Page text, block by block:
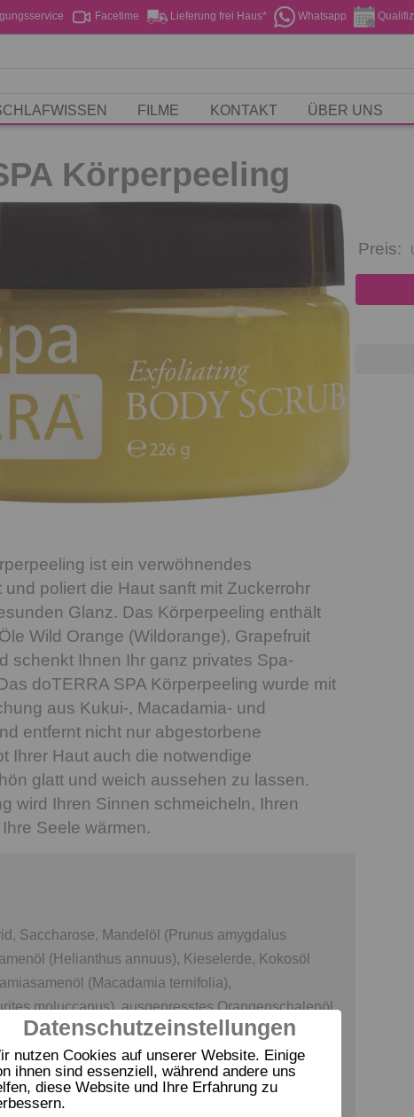
Datenschutzeinstellungen
nutzen Cookies auf unserer Website. Einige
ihnen sind essenziell, während andere uns
diese Website und Ihre Erfahrung zu
Whatsapp
Lieferung frei Haus*
Facetime
FILME KONTAKT ÜBER UNS
Körperpeeling
ist ein verwöhnendes
poliert die Haut sanft mit Zuckerrohr
Glanz. Das Körperpeeling enthält
Wild Orange (Wildorange), Grapefruit
schenkt Ihnen Ihr ganz privates Spa-
doTERRA SPA Körperpeeling wurde mit
aus Kukui-, Macadamia- und
entfernt nicht nur abgestorbene
Ihrer Haut auch die notwendige
glatt und weich aussehen zu lassen.
wird Ihren Sinnen schmeicheln, Ihren
Seele wärmen.
Saccharose, Mandelöl (Prunus amygdalus
(Helianthus annuus), Kieselerde, Kokosöl
(Macadamia ternifolia),
moluccanus), ausgepresstes Orangenschalenöl
Grapefruitschalenöl (Citrus paradisi),
Raps-Glycerid, Tocopheryl, Ingwerwurzelöl
Palmitinsäure, Glycin-Soja-Öl (Sojabohne),
Limonen
Preis: